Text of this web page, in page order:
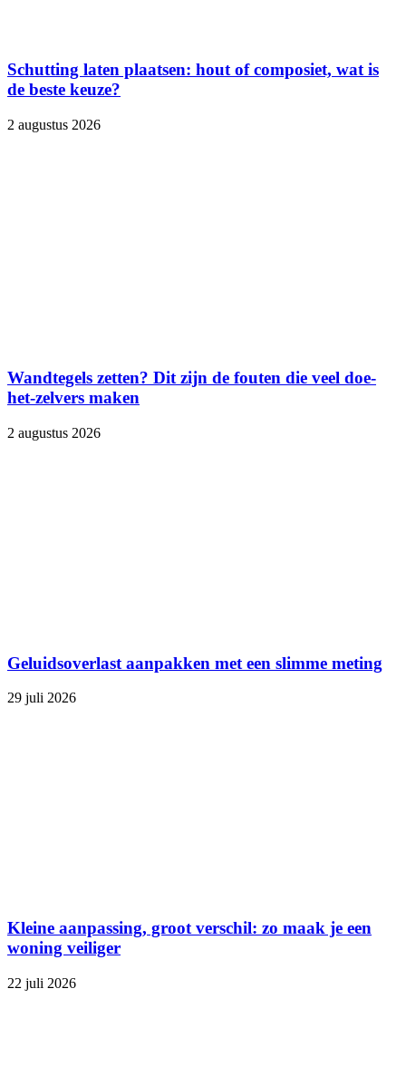
Schutting laten plaatsen: hout of composiet, wat is
de beste keuze?
2 augustus 2026
Wandtegels zetten? Dit zijn de fouten die veel doe-
het-zelvers maken
2 augustus 2026
Geluidsoverlast aanpakken met een slimme meting
29 juli 2026
Kleine aanpassing, groot verschil: zo maak je een
woning veiliger
22 juli 2026